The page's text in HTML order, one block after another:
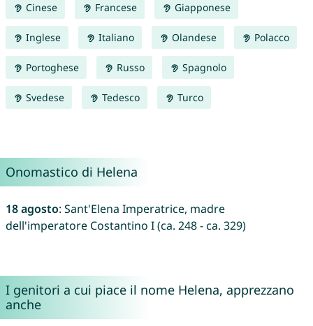
Cinese Francese Giapponese
Inglese Italiano Olandese Polacco
Portoghese Russo Spagnolo
Svedese Tedesco Turco
Onomastico di Helena
18 agosto: Sant'Elena Imperatrice, madre
dell'imperatore Costantino I (ca. 248 - ca. 329)
I genitori a cui piace il nome Helena, apprezzano
anche